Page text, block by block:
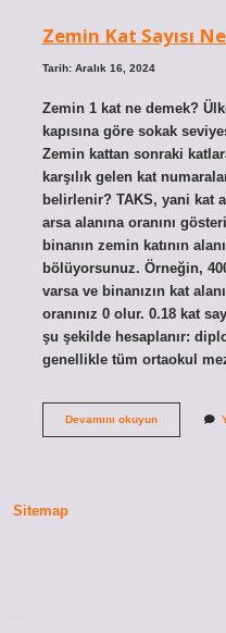
Zemin Kat Sayısı
Tarih: Aralık 16, 2024
Zemin 1 kat ne demek?
kapısına göre sokak
Zemin kattan sonraki
karşılık gelen kat
belirlenir? TAKS, yani kat
arsa alanına oranını
binanın zemin katının
bölüyorsunuz. Örneğin,
varsa ve binanızın kat
oranınız 0 olur. 0.18 kat
şu şekilde hesaplanır:
genellikle tüm ortaokul
Devamını okuyunZemin
Sitemap